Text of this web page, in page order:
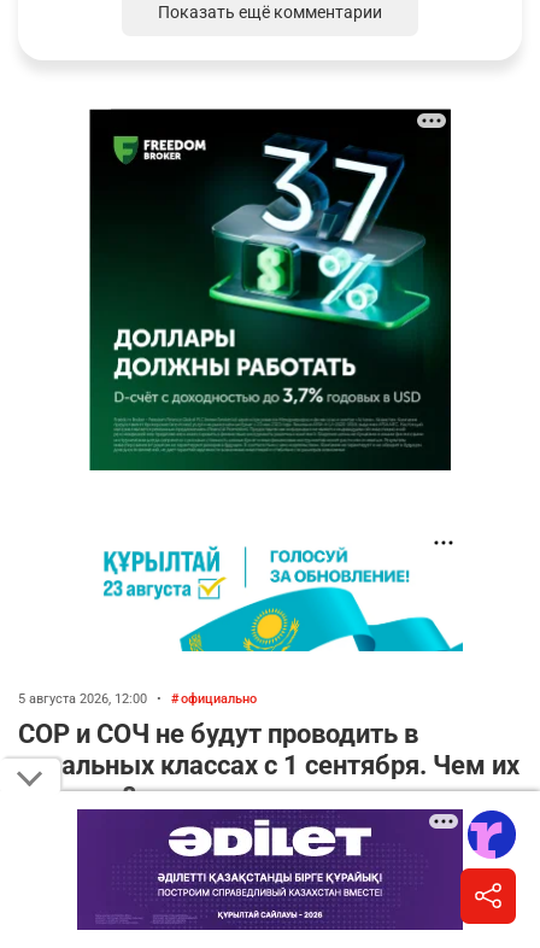
Показать ещё комментарии
5 августа 2026, 12:00 • официально
СОР и СОЧ не будут проводить в
начальных классах с 1 сентября. Чем их
заменят?
Написать автору